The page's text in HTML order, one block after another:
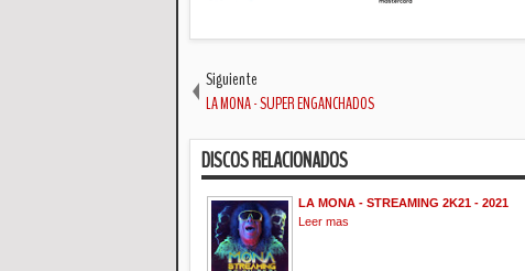
Siguiente
LA MONA - SUPER ENGANCHADOS
DISCOS RELACIONADOS
LA MONA - STREAMING 2K21 - 2021
Leer mas